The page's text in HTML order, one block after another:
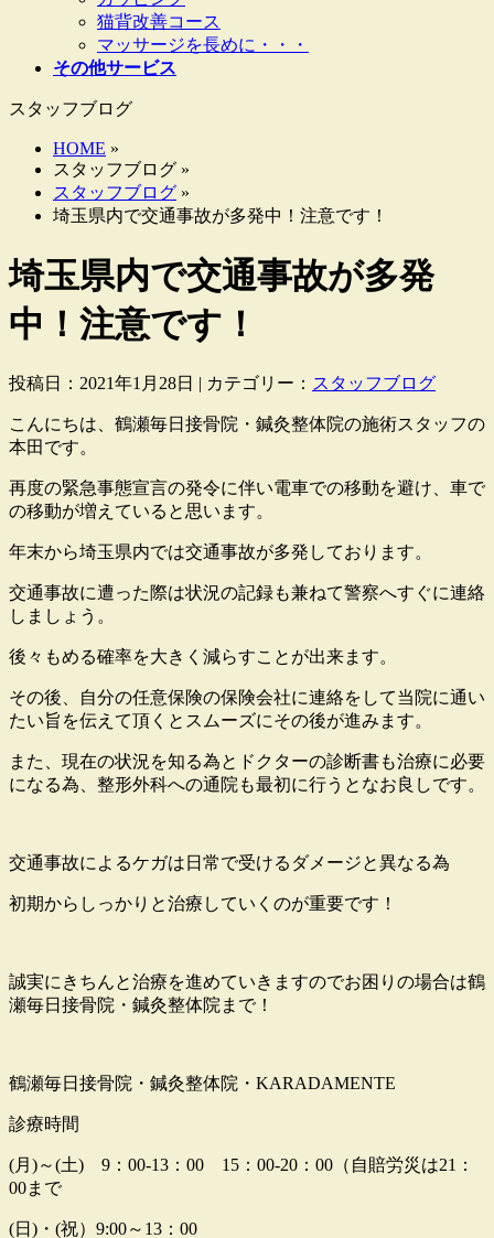
猫背改善コース
マッサージを長めに・・・
その他サービス
スタッフブログ
HOME »
スタッフブログ »
スタッフブログ »
埼玉県内で交通事故が多発中！注意です！
埼玉県内で交通事故が多発
中！注意です！
投稿日：2021年1月28日 | カテゴリー： スタッフブログ
こんにちは、鶴瀬毎日接骨院・鍼灸整体院の施術スタッフの
本田です。
再度の緊急事態宣言の発令に伴い電車での移動を避け、車で
の移動が増えていると思います。
年末から埼玉県内では交通事故が多発しております。
交通事故に遭った際は状況の記録も兼ねて警察へすぐに連絡
しましょう。
後々もめる確率を大きく減らすことが出来ます。
その後、自分の任意保険の保険会社に連絡をして当院に通い
たい旨を伝えて頂くとスムーズにその後が進みます。
また、現在の状況を知る為とドクターの診断書も治療に必要
になる為、整形外科への通院も最初に行うとなお良しです。
交通事故によるケガは日常で受けるダメージと異なる為
初期からしっかりと治療していくのが重要です！
誠実にきちんと治療を進めていきますのでお困りの場合は鶴
瀬毎日接骨院・鍼灸整体院まで！
鶴瀬毎日接骨院・鍼灸整体院・KARADAMENTE
診療時間
(月)～(土) 9：00-13：00 15：00-20：00（自賠労災は21：
00まで
(日)・(祝）9:00～13：00